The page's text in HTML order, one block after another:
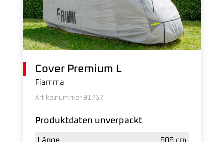
Cover Premium L
Fiamma
Artikelnummer 91767
Produktdaten unverpackt
Länge
808 cm